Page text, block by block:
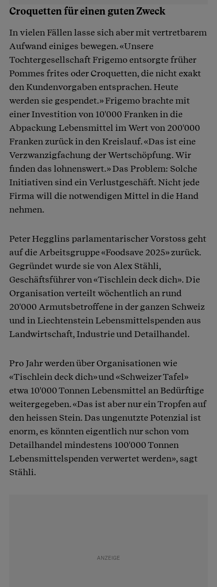
Croquetten für einen guten Zweck
In vielen Fällen lasse sich aber mit vertretbarem
Aufwand einiges bewegen. «Unsere
Tochtergesellschaft Frigemo entsorgte früher
Pommes frites oder Croquetten, die nicht exakt
den Kundenvorgaben entsprachen. Heute
werden sie gespendet.» Frigemo brachte mit
einer Investition von 10'000 Franken in die
Abpackung Lebensmittel im Wert von 200'000
Franken zurück in den Kreislauf. «Das ist eine
Verzwanzigfachung der Wertschöpfung. Wir
finden das lohnenswert.» Das Problem: Solche
Initiativen sind ein Verlustgeschäft. Nicht jede
Firma will die notwendigen Mittel in die Hand
nehmen.
Peter Hegglins parlamentarischer Vorstoss geht
auf die Arbeitsgruppe «Foodsave 2025» zurück.
Gegründet wurde sie von Alex Stähli,
Geschäftsführer von «Tischlein deck dich». Die
Organisation verteilt wöchentlich an rund
20'000 Armutsbetroffene in der ganzen Schweiz
und in Liechtenstein Lebensmittelspenden aus
Landwirtschaft, Industrie und Detailhandel.
Pro Jahr werden über Organisationen wie
«Tischlein deck dich» und «Schweizer Tafel»
etwa 10'000 Tonnen Lebensmittel an Bedürftige
weitergegeben. «Das ist aber nur ein Tropfen auf
den heissen Stein. Das ungenutzte Potenzial ist
enorm, es könnten eigentlich nur schon vom
Detailhandel mindestens 100'000 Tonnen
Lebensmittelspenden verwertet werden», sagt
Stähli.